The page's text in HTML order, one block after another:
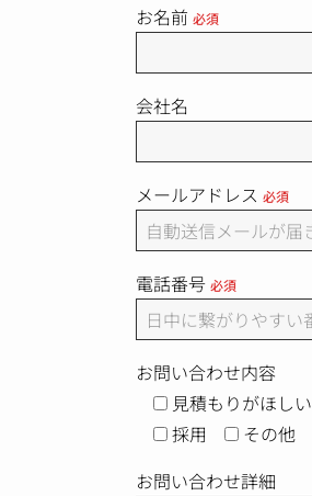
お名前 必須
会社名
メールアドレス 必須
電話番号 必須
お問い合わせ内容
見積もりがほしい
採用
その他
お問い合わせ詳細